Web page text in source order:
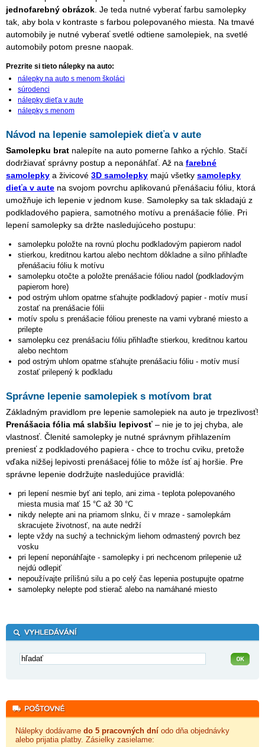
jednofarebný obrázok . Je teda nutné vyberať farbu samolepky
tak, aby bola v kontraste s farbou polepovaného miesta. Na tmavé
automobily je nutné vyberať svetlé odtiene samolepiek, na svetlé
automobily potom presne naopak.
Prezrite si tieto nálepky na auto:
nálepky na auto s menom školáci
súrodenci
nálepky dieťa v aute
nálepky s menom
Návod na lepenie samolepiek dieťa v aute
Samolepku brat nalepíte na auto pomerne ľahko a rýchlo. Stačí
dodržiavať správny postup a neponáhľať. Až na farebné
samolepky a živicové 3D samolepky majú všetky samolepky
dieťa v aute na svojom povrchu aplikovanú přenášaciu fóliu, ktorá
umožňuje ich lepenie v jednom kuse. Samolepky sa tak skladajú z
podkladového papiera, samotného motívu a prenášacie fólie. Pri
lepení samolepky sa držte nasledujúceho postupu:
samolepku položte na rovnú plochu podkladovým papierom nadol
stierkou, kreditnou kartou alebo nechtom dôkladne a silno přihlaďte
přenášaciu fóliu k motívu
samolepku otočte a položte prenášacie fóliou nadol (podkladovým
papierom hore)
pod ostrým uhlom opatrne sťahujte podkladový papier - motív musí
zostať na prenášacie fólii
motív spolu s prenášacie fóliou preneste na vami vybrané miesto a
prilepte
samolepku cez prenášaciu fóliu přihlaďte stierkou, kreditnou kartou
alebo nechtom
pod ostrým uhlom opatrne sťahujte prenášaciu fóliu - motív musí
zostať prilepený k podkladu
Správne lepenie samolepiek s motívom brat
Základným pravidlom pre lepenie samolepiek na auto je trpezlivosť!
Prenášacia fólia má slabšiu lepivosť – nie je to jej chyba, ale
vlastnosť. Členité samolepky je nutné správnym přihlazením
preniesť z podkladového papiera - chce to trochu cviku, pretože
vďaka nižšej lepivosti prenášacej fólie to môže ísť aj horšie. Pre
správne lepenie dodržujte nasledujúce pravidlá:
pri lepení nesmie byť ani teplo, ani zima - teplota polepovaného
miesta musia mať 15 °C až 30 °C
nikdy nelepte ani na priamom slnku, či v mraze - samolepkám
skracujete životnosť, na aute nedrží
lepte vždy na suchý a technickým liehom odmastený povrch bez
vosku
pri lepení neponáhľajte - samolepky i pri nechcenom prilepenie už
nejdú odlepiť
nepoužívajte prílišnú silu a po celý čas lepenia postupujte opatrne
samolepky nelepte pod stierač alebo na namáhané miesto
Nálepky dodávame do 5 pracovných dní odo dňa objednávky
alebo prijatia platby. Zásielky zasielame: